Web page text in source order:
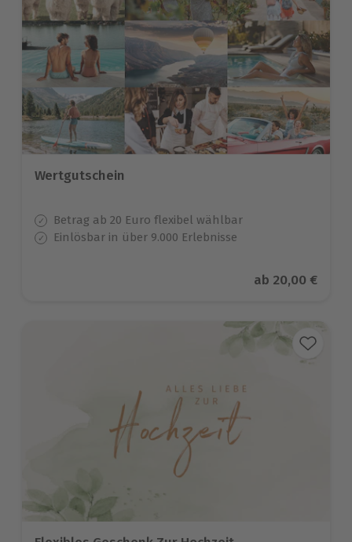
Wertgutschein
Betrag ab 20 Euro flexibel wählbar
Einlösbar in über 9.000 Erlebnisse
Aktueller Preis
ab 20,00 €